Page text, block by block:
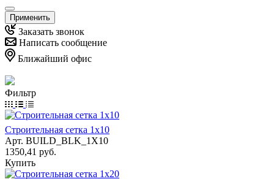
Применить
Заказать звонок
Написать сообщение
Ближайший офис
Фильтр
Строительная сетка 1х10
Арт. BUILD_BLK_1X10
1350,41 руб.
Купить